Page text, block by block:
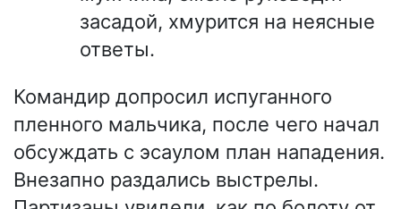
засадой, хмурится на неясные
ответы.
Командир допросил испуганного
пленного мальчика, после чего начал
обсуждать с эсаулом план нападения.
Внезапно раздались выстрелы.